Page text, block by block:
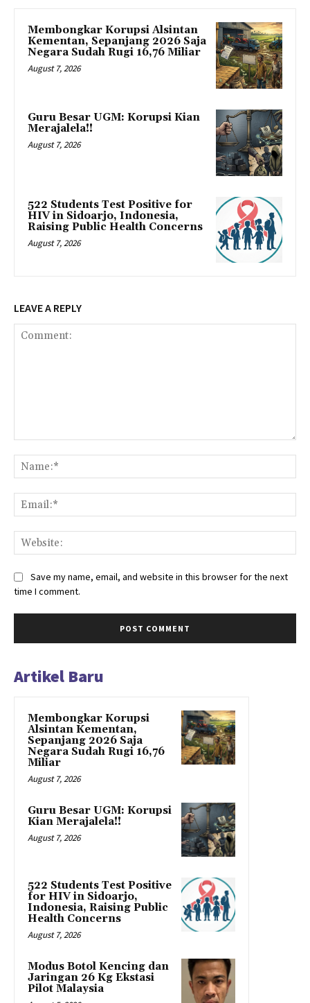
Membongkar Korupsi Alsintan
Kementan, Sepanjang 2026 Saja
Negara Sudah Rugi 16,76 Miliar
August 7, 2026
Guru Besar UGM: Korupsi Kian
Merajalela!!
August 7, 2026
522 Students Test Positive for
HIV in Sidoarjo, Indonesia,
Raising Public Health Concerns
August 7, 2026
LEAVE A REPLY
Save my name, email, and website in this browser for the next
time I comment.
Artikel Baru
Membongkar Korupsi
Alsintan Kementan,
Sepanjang 2026 Saja
Negara Sudah Rugi 16,76
Miliar
August 7, 2026
Guru Besar UGM: Korupsi
Kian Merajalela!!
August 7, 2026
522 Students Test Positive
for HIV in Sidoarjo,
Indonesia, Raising Public
Health Concerns
August 7, 2026
Modus Botol Kencing dan
Jaringan 26 Kg Ekstasi
Pilot Malaysia